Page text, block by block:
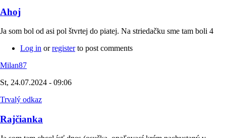
Ahoj
Ja som bol od asi pol štvrtej do piatej. Na striedačku sme tam boli 4
Log in orregisterto post comments
Milan87
St, 24.07.2024 - 09:06
Trvalý odkaz
Rajčianka